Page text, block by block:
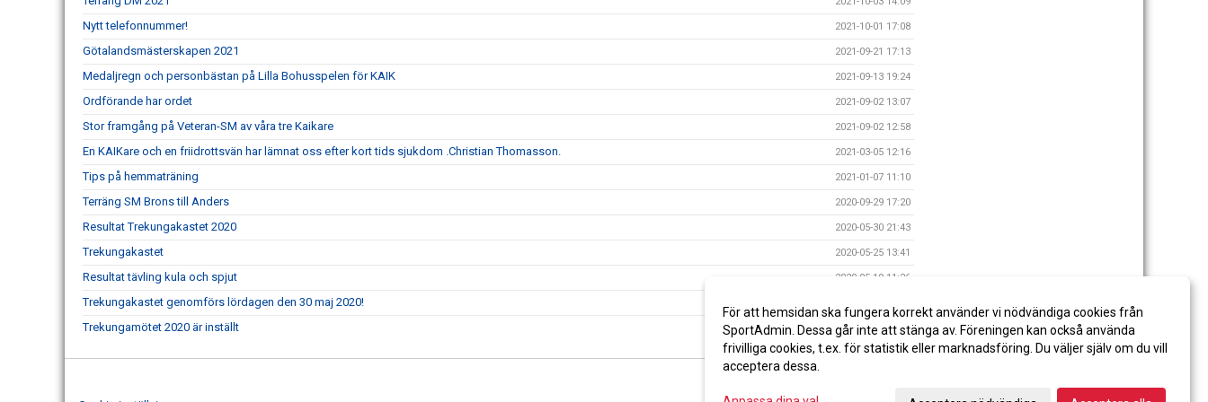
Nytt telefonnummer! 2021-10-01 17:08
Götalandsmästerskapen 2021 2021-09-21 17:13
Medaljregn och personbästan på Lilla Bohusspelen för KAIK 2021-09-13 19:24
Ordförande har ordet 2021-09-02 13:07
Stor framgång på Veteran-SM av våra tre Kaikare 2021-09-02 12:58
En KAIKare och en friidrottsvän har lämnat oss efter kort tids sjukdom .Christian Thomasson. 2021-03-05 12:16
Tips på hemmaträning 2021-01-07 11:10
Terräng SM Brons till Anders 2020-09-29 17:20
Resultat Trekungakastet 2020 2020-05-30 21:43
Trekungakastet 2020-05-25 13:41
Resultat tävling kula och spjut 2020-05-19 11:26
Trekungakastet genomförs lördagen den 30 maj 2020!
Trekungamötet 2020 är inställt 2020-05-02 10:58
För att hemsidan ska fungera korrekt använder vi nödvändiga cookies från
SportAdmin. Dessa går inte att stänga av. Föreningen kan också använda
frivilliga cookies, t.ex. för statistik eller marknadsföring. Du väljer själv om du vill
acceptera dessa.